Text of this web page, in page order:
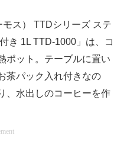
ス） TTDシリーズ ステ
き 1L TTD-1000」は、コ
ポット。テーブルに置い
茶パック入れ付きなの
、水出しのコーヒーを作